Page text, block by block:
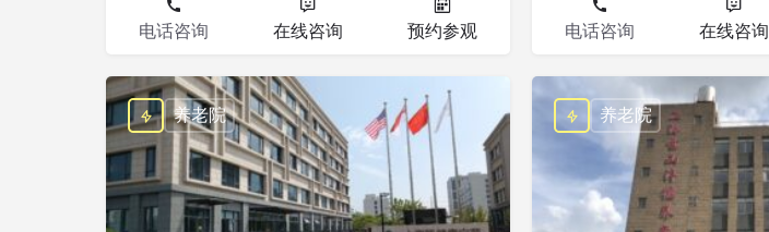
电话咨询 在线咨询 预约参观 电话咨询 在线咨询
养老院 养老院